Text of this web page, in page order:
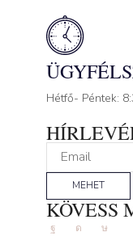
Hétfő- Péntek:
MEHET
KÖVESS
FacebookInstagram
Tik-